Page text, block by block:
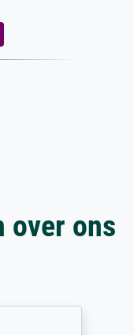
over ons